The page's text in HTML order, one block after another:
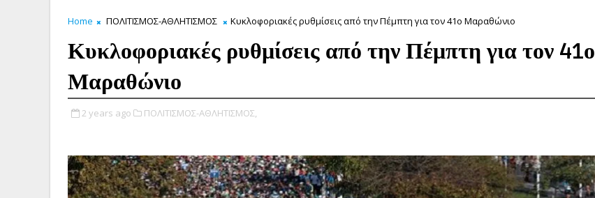
Home ΠΟΛΙΤΙΣΜΟΣ-ΑΘΛΗΤΙΣΜΟΣ Κυκλοφοριακές ρυθμίσεις από την Πέμπτη για τον 41ο Μαραθώνιο
Κυκλοφοριακές ρυθμίσεις από την Πέμπτη για τον 41ο
Μαραθώνιο
2 years ago ΠΟΛΙΤΙΣΜΟΣ-ΑΘΛΗΤΙΣΜΟΣ,